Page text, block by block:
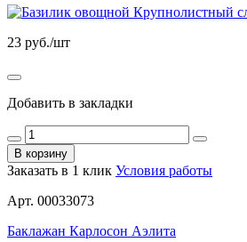
23 руб./шт
Добавить в закладки
В корзину
Заказать в 1 клик Условия работы
Арт. 00033073
Баклажан Карлосон Аэлита